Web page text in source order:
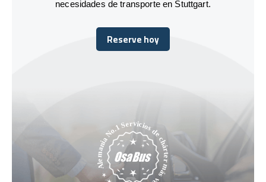
necesidades de transporte en Stuttgart.
Reserve hoy
Reserve hoy